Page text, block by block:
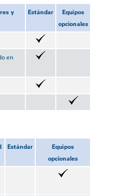
y
Estándar
Equipos
opcionales
en
Estándar
Equipos
opcionales